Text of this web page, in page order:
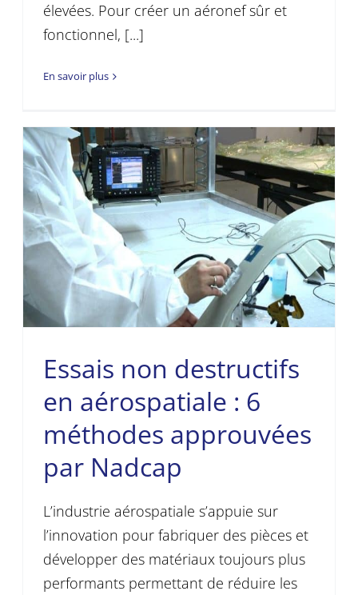
élevées. Pour créer un aéronef sûr et
fonctionnel, [...]
En savoir plus
Essais non destructifs
en aérospatiale : 6
méthodes approuvées
par Nadcap
L’industrie aérospatiale s’appuie sur
l’innovation pour fabriquer des pièces et
développer des matériaux toujours plus
performants permettant de réduire les